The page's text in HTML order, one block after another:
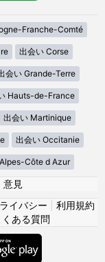
Franche-Comté
出会い Corse
会い Grande-Terre
Hauts-de-France
出会い Martinique
出会い Occitanie
Côte d Azur
意見
イバシー
利用規約
くある質問